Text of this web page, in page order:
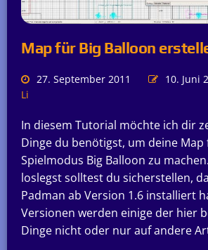
Map für Big Balloon
27. September 2011 10. Juni
Li
In diesem Tutorial möchte ich dir
Dinge du benötigst, um deine
Spielmodus Big Balloon zu
loslegst solltest du sicherstellen,
Padman ab Version 1.6 installiert
Versionen werden einige der hier
Dinge nicht oder nur auf andere